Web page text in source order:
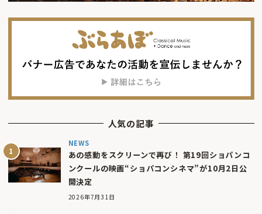
人気の記事
NEWS
あの感動をスクリーンで再び！ 第19回ショパンコ
ンクールの映画“ショパコンシネマ”が10月2日公
開決定
2026年7月31日